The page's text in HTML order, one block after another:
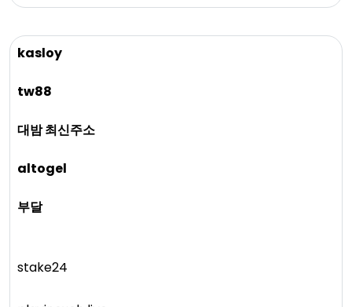
kasloy
tw88
대밤 최신주소
altogel
부달
stake24